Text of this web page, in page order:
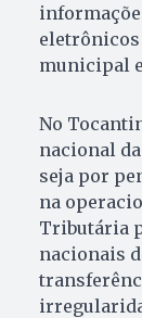
municipal
No
nacional
seja por
na
Tributária
nacionais